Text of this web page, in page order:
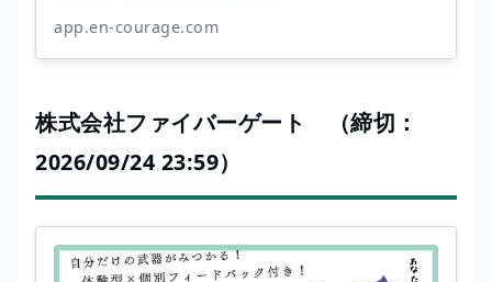
app.en-courage.com
株式会社ファイバーゲート （締切：
2026/09/24 23:59）